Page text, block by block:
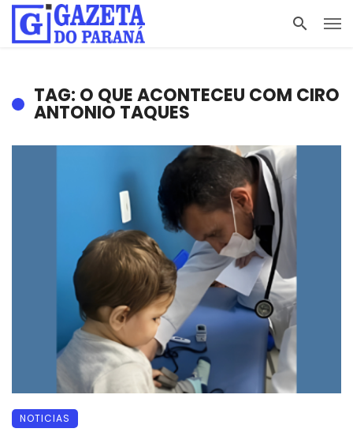
TAG: O QUE ACONTECEU COM CIRO
ANTONIO TAQUES
NOTICIAS